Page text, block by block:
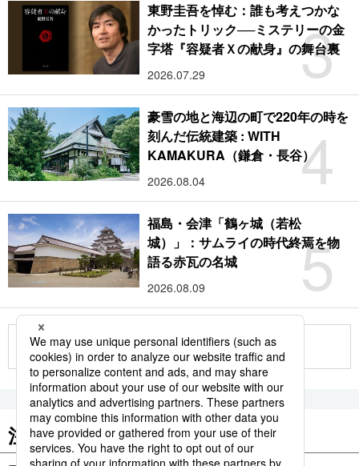
3
東野圭吾を悼む：誰も考えつかな
かったトリック──ミステリーの金
字塔『容疑者Ｘの献身』の舞台裏
2026.07.29
4
豪雪の地と海辺の町で220年の時を
刻んだ伝統建築 : WITH
KAMAKURA（鎌倉・長谷）
2026.08.04
5
福島・会津「鶴ヶ城（若松
城）」：サムライの時代終焉を物
語る赤瓦の名城
2026.08.09
もっと見る
注目のキーワード